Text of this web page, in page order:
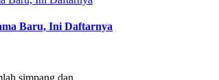
Baru, Ini Daftarnya
simpang dan